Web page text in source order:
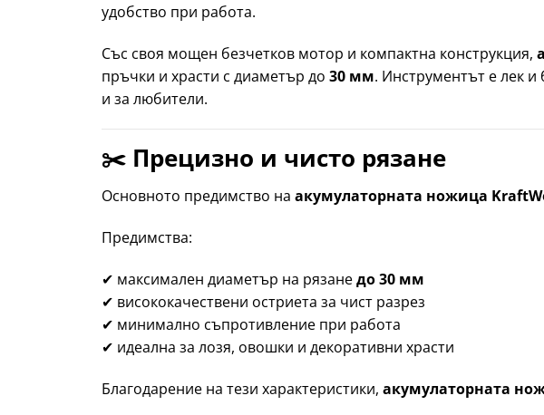
удобство при работа.
Със своя мощен безчетков мотор и компактна конструкция,
пръчки и храсти с диаметър до 30 мм. Инструментът е лек
и за любители.
✂️ Прецизно и чисто рязане
Основното предимство на акумулаторната ножица
Предимства:
✔ максимален диаметър на рязанедо 30 мм
✔ висококачествени остриета за чист разрез
✔ минимално съпротивление при работа
✔ идеална за лозя, овошки и декоративни храсти
Благодарение на тези характеристики, акумулаторната